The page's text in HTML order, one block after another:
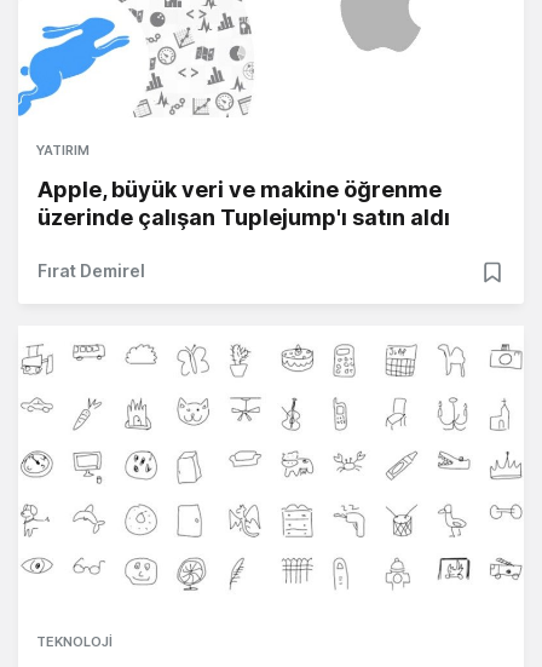
YATIRIM
Apple, büyük veri ve makine öğrenme
üzerinde çalışan Tuplejump'ı satın aldı
Fırat Demirel
TEKNOLOJI